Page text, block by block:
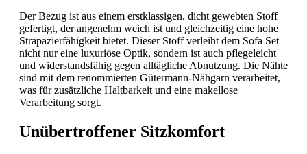
Der Bezug ist aus einem erstklassigen, dicht gewebten Stoff
gefertigt, der angenehm weich ist und gleichzeitig eine hohe
Strapazierfähigkeit bietet. Dieser Stoff verleiht dem Sofa Set
nicht nur eine luxuriöse Optik, sondern ist auch pflegeleicht
und widerstandsfähig gegen alltägliche Abnutzung. Die Nähte
sind mit dem renommierten Gütermann-Nähgarn verarbeitet,
was für zusätzliche Haltbarkeit und eine makellose
Verarbeitung sorgt.
Unübertroffener Sitzkomfort